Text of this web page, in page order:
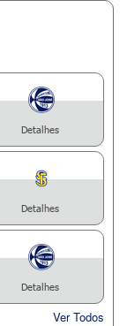
Detalhes
Detalhes
Detalhes
Ver Todos